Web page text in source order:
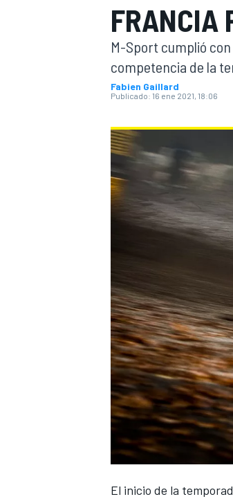
FÓRMULA E
NASCAR INDYCAR
MÁS
FRANCIA
M-Sport cumplió
competencia de la
Fabien Gaillard
Publicado: 16 ene 2021, 18:06
El inicio de la